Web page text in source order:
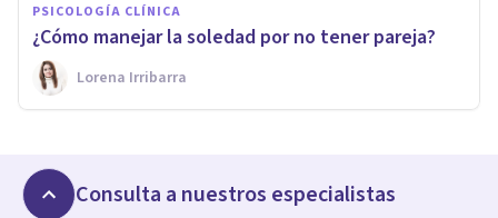
PSICOLOGÍA CLÍNICA
¿Cómo manejar la soledad por no tener pareja?
Lorena Irribarra
Consulta a nuestros especialistas